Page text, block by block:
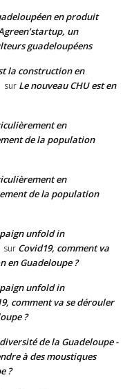
en produit
un
guadeloupéens
la construction en
sur Le nouveau CHU est en
en
de la population
en
de la population
unfold in
sur Covid19, comment va
en Guadeloupe ?
unfold in
comment va se dérouler
?
de la Guadeloupe -
à des moustiques
?